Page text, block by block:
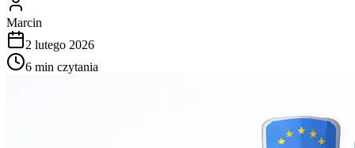
Marcin
2 lutego 2026
6 min czytania